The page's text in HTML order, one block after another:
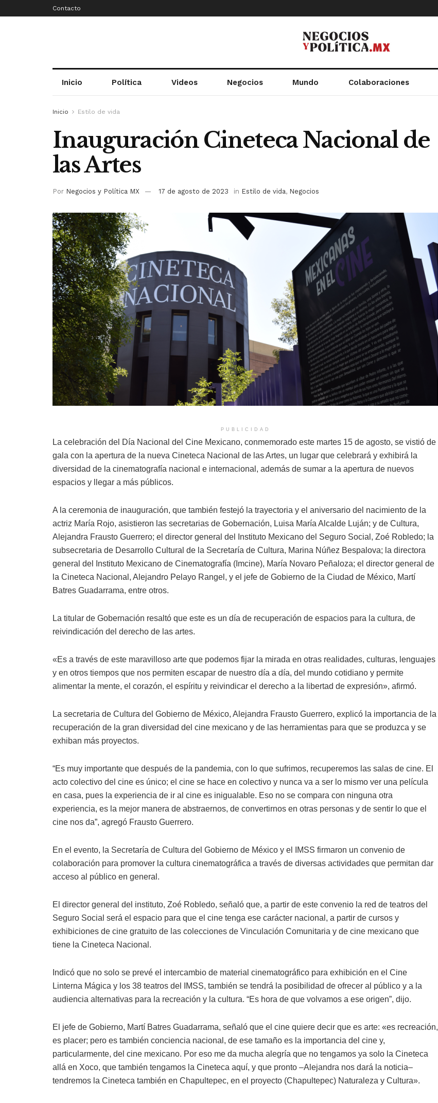
Contacto
Inicio Política Videos Negocios Mundo Colaboraciones
Inicio Estilo de vida
Inauguración Cineteca Nacional de
las Artes
Por Negocios y Política MX 17 de agosto de 2023 in Estilo de vida, Negocios
PUBLICIDAD
La celebración del Día Nacional del Cine Mexicano, conmemorado este martes 15 de agosto, se vistió de
gala con la apertura de la nueva Cineteca Nacional de las Artes, un lugar que celebrará y exhibirá la
diversidad de la cinematografía nacional e internacional, además de sumar a la apertura de nuevos
espacios y llegar a más públicos.
A la ceremonia de inauguración, que también festejó la trayectoria y el aniversario del nacimiento de la
actriz María Rojo, asistieron las secretarias de Gobernación, Luisa María Alcalde Luján; y de Cultura,
Alejandra Frausto Guerrero; el director general del Instituto Mexicano del Seguro Social, Zoé Robledo; la
subsecretaria de Desarrollo Cultural de la Secretaría de Cultura, Marina Núñez Bespalova; la directora
general del Instituto Mexicano de Cinematografía (Imcine), María Novaro Peñaloza; el director general de
la Cineteca Nacional, Alejandro Pelayo Rangel, y el jefe de Gobierno de la Ciudad de México, Martí
Batres Guadarrama, entre otros.
La titular de Gobernación resaltó que este es un día de recuperación de espacios para la cultura, de
reivindicación del derecho de las artes.
«Es a través de este maravilloso arte que podemos fijar la mirada en otras realidades, culturas, lenguajes
y en otros tiempos que nos permiten escapar de nuestro día a día, del mundo cotidiano y permite
alimentar la mente, el corazón, el espíritu y reivindicar el derecho a la libertad de expresión», afirmó.
La secretaria de Cultura del Gobierno de México, Alejandra Frausto Guerrero, explicó la importancia de la
recuperación de la gran diversidad del cine mexicano y de las herramientas para que se produzca y se
exhiban más proyectos.
“Es muy importante que después de la pandemia, con lo que sufrimos, recuperemos las salas de cine. El
acto colectivo del cine es único; el cine se hace en colectivo y nunca va a ser lo mismo ver una película
en casa, pues la experiencia de ir al cine es inigualable. Eso no se compara con ninguna otra
experiencia, es la mejor manera de abstraernos, de convertirnos en otras personas y de sentir lo que el
cine nos da”, agregó Frausto Guerrero.
En el evento, la Secretaría de Cultura del Gobierno de México y el IMSS firmaron un convenio de
colaboración para promover la cultura cinematográfica a través de diversas actividades que permitan dar
acceso al público en general.
El director general del instituto, Zoé Robledo, señaló que, a partir de este convenio la red de teatros del
Seguro Social será el espacio para que el cine tenga ese carácter nacional, a partir de cursos y
exhibiciones de cine gratuito de las colecciones de Vinculación Comunitaria y de cine mexicano que
tiene la Cineteca Nacional.
Indicó que no solo se prevé el intercambio de material cinematográfico para exhibición en el Cine
Linterna Mágica y los 38 teatros del IMSS, también se tendrá la posibilidad de ofrecer al público y a la
audiencia alternativas para la recreación y la cultura. “Es hora de que volvamos a ese origen”, dijo.
El jefe de Gobierno, Martí Batres Guadarrama, señaló que el cine quiere decir que es arte: «es recreación,
es placer; pero es también conciencia nacional, de ese tamaño es la importancia del cine y,
particularmente, del cine mexicano. Por eso me da mucha alegría que no tengamos ya solo la Cineteca
allá en Xoco, que también tengamos la Cineteca aquí, y que pronto –Alejandra nos dará la noticia–
tendremos la Cineteca también en Chapultepec, en el proyecto (Chapultepec) Naturaleza y Cultura».